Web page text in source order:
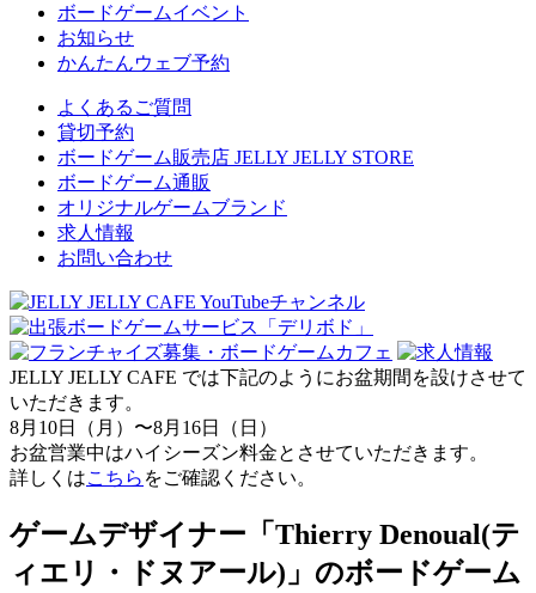
ボードゲームイベント
お知らせ
かんたんウェブ予約
よくあるご質問
貸切予約
ボードゲーム販売店 JELLY JELLY STORE
ボードゲーム通販
オリジナルゲームブランド
求人情報
お問い合わせ
JELLY JELLY CAFE では下記のようにお盆期間を設けさせて
いただきます。
8月10日（月）〜8月16日（日）
お盆営業中はハイシーズン料金とさせていただきます。
詳しくはこちら をご確認ください。
ゲームデザイナー「Thierry Denoual(テ
ィエリ・ドヌアール)」のボードゲーム